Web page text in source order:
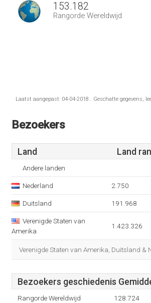
153.182
Rangorde Wereldwijd
Laatst aangepast: 04-04-2018 . Geschatte gegevens,
Bezoekers
Land Land
Andere landen
Nederland 2.750
Duitsland 191.968
Verenigde Staten van
Amerika
1.423.326
Verenigde Staten van Amerika, Duitsland &
Bezoekers geschiedenis
Rangorde Wereldwijd 128.724